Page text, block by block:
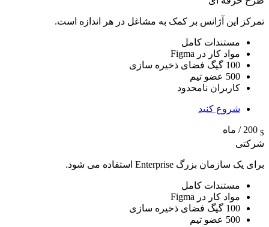
تمرکز این آژانس بر کمک به مشاغل در هر اندازه است.
مستندات کامل
مواد کار در Figma
100 گیگ فضای ذخیره سازی
500 عضو تیم
کاربران نامحدود
شروع کنید
$
/ ماه
شرکتی
برای یک سازمان بزرگ Enterprise استفاده می شود.
مستندات کامل
مواد کار در Figma
100 گیگ فضای ذخیره سازی
500 عضو تیم